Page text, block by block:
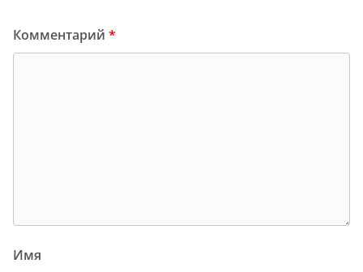
Комментарий *
Имя